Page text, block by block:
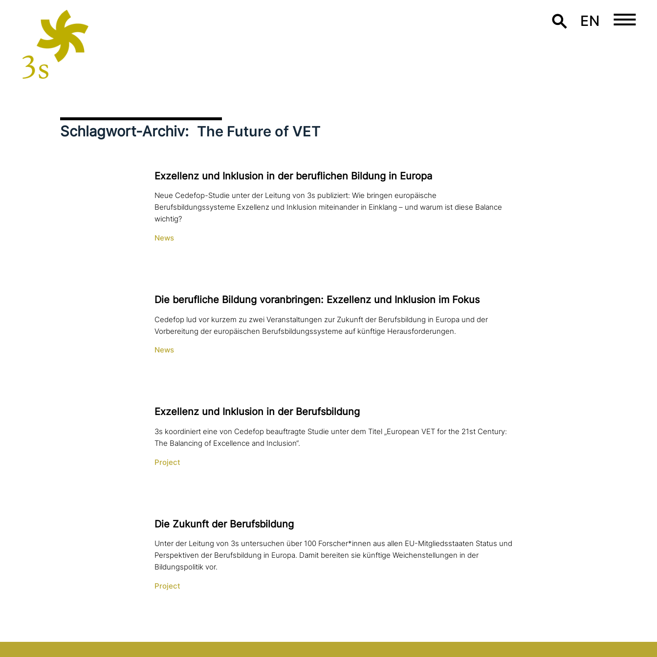
EN
Schlagwort-Archiv: The Future of VET
Exzellenz und Inklusion in der beruf­li­chen Bildung in Europa
Neue Cedefop-Studie unter der Leitung von 3s publiziert: Wie bringen europäische
Berufsbildungssysteme Exzellenz und Inklusion miteinander in Einklang – und warum ist diese Balance
wichtig?
News
Die beruf­li­che Bildung vor­an­brin­gen: Exzellenz und Inklusion im Fokus
Cedefop lud vor kurzem zu zwei Veranstaltungen zur Zukunft der Berufsbildung in Europa und der
Vorbereitung der europäischen Berufsbildungssysteme auf künftige Herausforderungen.
News
Exzellenz und Inklusion in der Berufsbildung
3s koordiniert eine von Cedefop beauftragte Studie unter dem Titel „European VET for the 21st Century:
The Balancing of Excellence and Inclusion“.
Project
Die Zukunft der Berufsbildung
Unter der Leitung von 3s untersuchen über 100 Forscher*innen aus allen EU-Mitgliedsstaaten Status und
Perspektiven der Berufsbildung in Europa. Damit bereiten sie künftige Weichenstellungen in der
Bildungspolitik vor.
Project